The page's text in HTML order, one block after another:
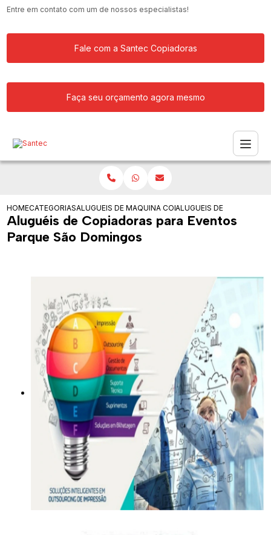
Entre em contato com um de nossos especialistas!
Fale com a Santec Copiadoras
Faça seu orçamento agora mesmo
HOMECATEGORIASALUGUEIS DE COPIADORASMAQUINA COPIADORA PROFISSIONAL
ALUGUEIS DE
Aluguéis de Copiadoras para Eventos
Parque São Domingos